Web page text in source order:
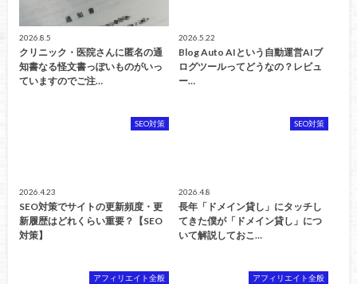
2026.8.5
クリニック・医院さんに匿名の通
知書なる怪文書っぽいものがいっ
ていますのでご注…
2026.5.22
Blog Auto AIという自動運営AIブ
ログツールってどうなの？レビュ
ー…
SEO対策
2026.4.23
SEO対策でサイトの更新頻度・更
新履歴はどれくらい重要？【SEO
対策】
SEO対策
2026.4.8
長年「ドメイン貸し」にタッチし
てきた僕が「ドメイン貸し」につ
いて解説しておこ…
アフィリエイト全般 アフィリエイト全般